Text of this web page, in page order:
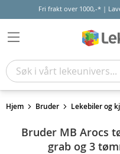
Fri frakt over 1000,-* |
Hjem Bruder Lekebiler og
Bruder MB Arocs
grab og 3